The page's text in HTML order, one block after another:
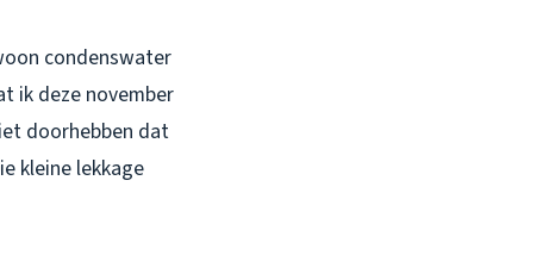
condenswater
ik deze november
doorhebben dat
kleine lekkage